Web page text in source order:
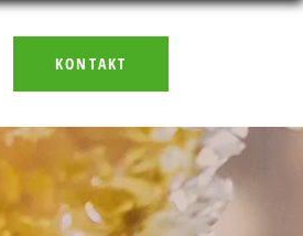
KONTAKT